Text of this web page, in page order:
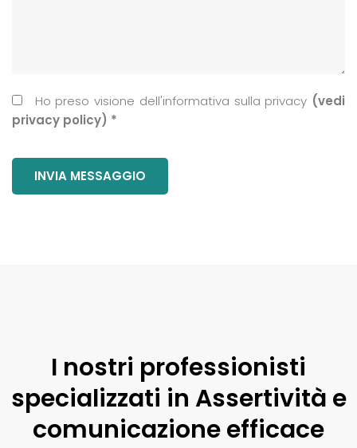
Ho preso visione dell'informativa sulla privacy (vedi
privacy policy) *
I nostri professionisti
specializzati in Assertività e
comunicazione efficace